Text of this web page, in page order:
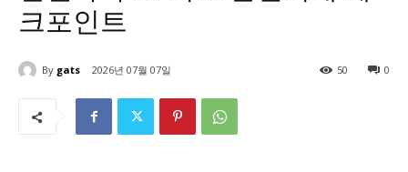
크포인트
By gats 2026년 07월 07일 0
50